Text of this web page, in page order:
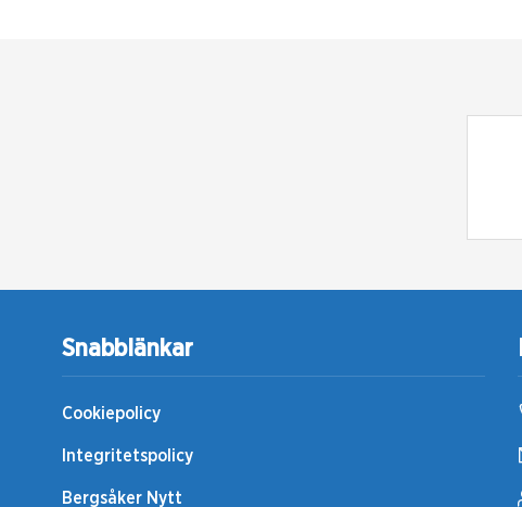
Snabblänkar
Cookiepolicy
Integritetspolicy
Bergsåker Nytt